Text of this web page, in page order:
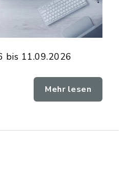
bis 11.09.2026
Mehr lesen